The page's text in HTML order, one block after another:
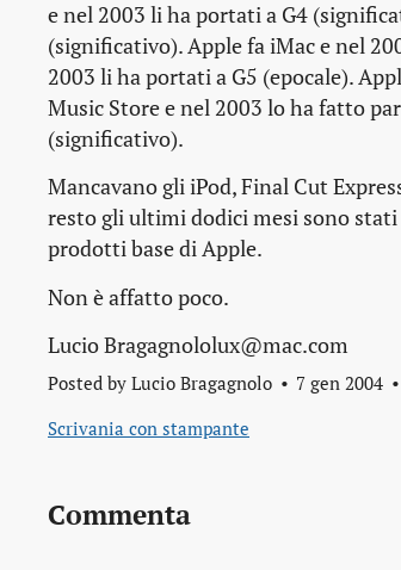
e nel 2003 li ha portati a G4
(significativo). Apple fa iMac e nel
2003 li ha portati a G5 (epocale).
Music Store e nel 2003 lo ha fatto
(significativo).
Mancavano gli iPod, Final Cut
resto gli ultimi dodici mesi sono
prodotti base di Apple.
Non è affatto poco.
Lucio Bragagnololux@mac.com
Posted by Lucio Bragagnolo 7 gen 2004
Scrivania con stampante
Commenta